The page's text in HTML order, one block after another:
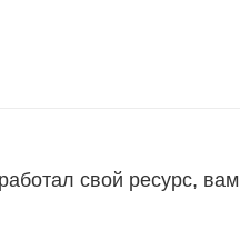
свой ресурс, вам